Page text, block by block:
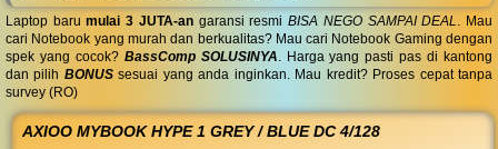
Laptop barumulai 3 JUTA-angaransi resmiBISA NEGO SAMPAI DEAL. Mau
cari Notebook yang murah dan berkualitas? Mau cari Notebook Gaming dengan
spek yang cocok? BassComp SOLUSINYA. Harga yang pasti pas di kantong
dan pilih BONUSsesuai yang anda inginkan. Mau kredit? Proses cepat tanpa
survey (RO)
AXIOO MYBOOK HYPE 1 GREY / BLUE DC 4/128